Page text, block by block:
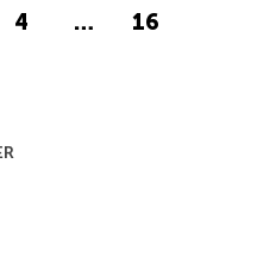
4 … 16